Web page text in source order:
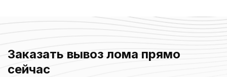
Заказать вывоз лома прямо
сейчас